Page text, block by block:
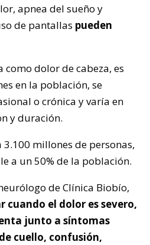
apnea del sueño y
de pantallas pueden
dolor de cabeza, es
en la población, se
o crónica y varía en
y duración.
3.100 millones de personas,
a un 50% de la población.
de Clínica Biobío,
cuando el dolor es severo,
junto a síntomas
cuello, confusión,